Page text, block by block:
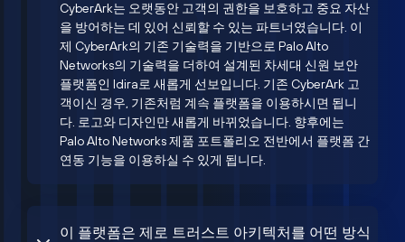
CyberArk는 오랫동안 고객의 권한을 보호하고 중요 자산
을 방어하는 데 있어 신뢰할 수 있는 파트너였습니다. 이
제 CyberArk의 기존 기술력을 기반으로 Palo Alto
Networks의 기술력을 더하여 설계된 차세대 신원 보안
플랫폼인 Idira로 새롭게 선보입니다. 기존 CyberArk 고
객이신 경우, 기존처럼 계속 플랫폼을 이용하시면 됩니
다. 로고와 디자인만 새롭게 바뀌었습니다. 향후에는
Palo Alto Networks 제품 포트폴리오 전반에서 플랫폼 간
연동 기능을 이용하실 수 있게 됩니다.
이 플랫폼은 제로 트러스트 아키텍처를 어떤 방식